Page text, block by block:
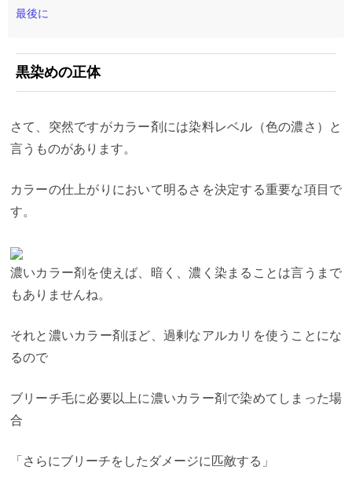
最後に
黒染めの正体
さて、突然ですがカラー剤には染料レベル（色の濃さ）と
言うものがあります。
カラーの仕上がりにおいて明るさを決定する重要な項目で
す。
濃いカラー剤を使えば、暗く、濃く染まることは言うまで
もありませんね。
それと濃いカラー剤ほど、過剰なアルカリを使うことにな
るので
ブリーチ毛に必要以上に濃いカラー剤で染めてしまった場
合
「さらにブリーチをしたダメージに匹敵する」